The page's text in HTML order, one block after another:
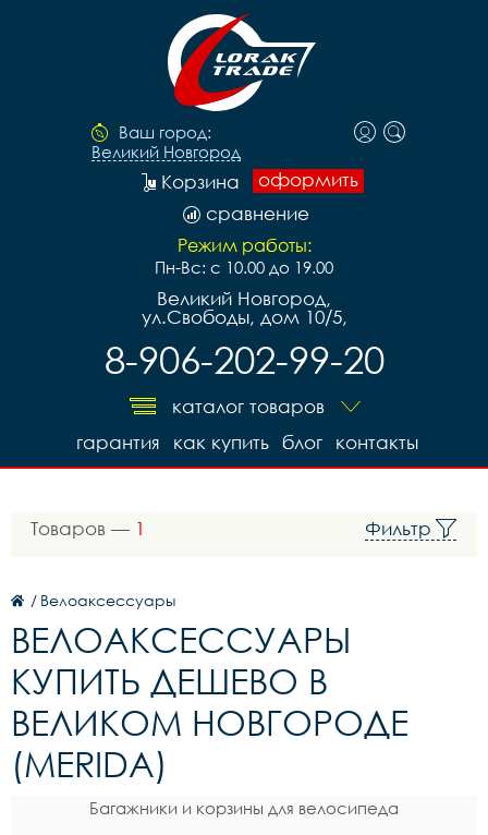
Ваш город:
Великий Новгород
оформить
Корзина
сравнение
Режим работы:
Пн-Вс: с 10.00 до 19.00
Великий Новгород,
ул.Свободы, дом 10/5,
8-906-202-99-20
каталог товаров
контакты
блог
как купить
гарантия
Товаров — 1 Фильтр
/ Велоаксессуары
ВЕЛОАКСЕССУАРЫ
КУПИТЬ ДЕШЕВО В
ВЕЛИКОМ НОВГОРОДЕ
(MERIDA)
Багажники и корзины для велосипеда